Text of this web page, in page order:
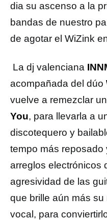
dia su ascenso a la
bandas de nuestro
de agotar el WiZink
La dj valenciana
acompañada del dúo
vuelve a remezclar
You, para llevarla a
discotequero y
tempo más
arreglos electrónicos
agresividad de las
que brille aún más
vocal, para